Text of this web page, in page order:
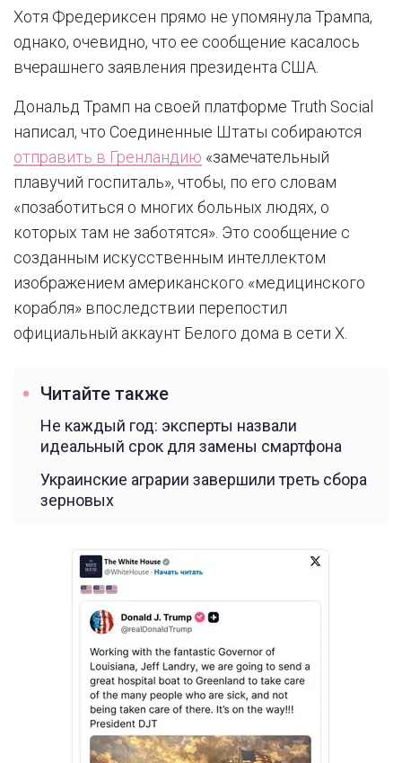
Хотя Фредериксен прямо не упомянула Трампа,
однако, очевидно, что ее сообщение касалось
вчерашнего заявления президента США.
Дональд Трамп на своей платформе Truth Social
написал, что Соединенные Штаты собираются
отправить в Гренландию «замечательный
плавучий госпиталь», чтобы, по его словам
«позаботиться о многих больных людях, о
которых там не заботятся». Это сообщение с
созданным искусственным интеллектом
изображением американского «медицинского
корабля» впоследствии перепостил
официальный аккаунт Белого дома в сети Х.
Читайте также
Не каждый год: эксперты назвали
идеальный срок для замены смартфона
Украинские аграрии завершили треть сбора
зерновых